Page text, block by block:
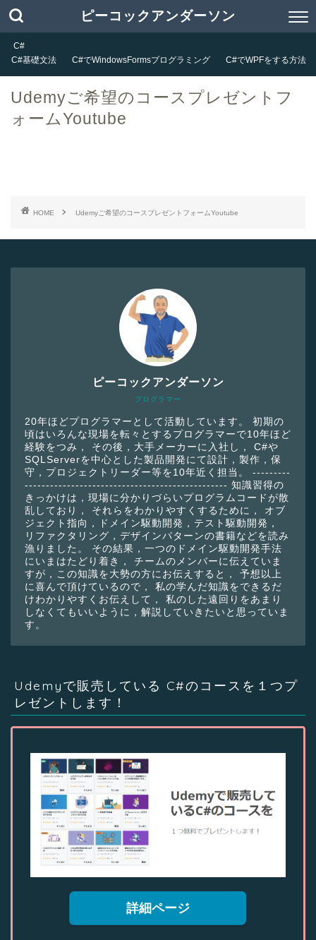
ピーコックアンダーソン
C#
C#基礎文法
C#でWindowsFormsプログラミング C#でWPFをする方法
Udemyご希望のコースプレゼントフ
ォームYoutube
HOME Udemyご希望のコースプレゼントフォームYoutube
プログラマー
ピーコックアンダーソン
20年ほどプログラマーとして活動しています。 初期の
頃はいろんな現場を転々とするプログラマーで10年ほど
経験をつみ， その後，大手メーカーに入社し， C#や
SQLServerを中心とした製品開発にて設計，製作，保
守，プロジェクトリーダー等を10年近く担当。 ---------
------------------------------------------------ 知識習得の
きっかけは，現場に分かりづらいプログラムコードが散
乱しており， それらをわかりやすくするために， オブ
ジェクト指向，ドメイン駆動開発，テスト駆動開発，
リファクタリング，デザインパターンの書籍などを読み
漁りました。 その結果，一つのドメイン駆動開発手法
にいまはたどり着き， チームのメンバーに伝えていま
すが，この知識を大勢の方にお伝えすると， 予想以上
に喜んで頂けているので， 私の学んだ知識をできるだ
けわかりやすくお伝えして， 私のした遠回りをあまり
しなくてもいいように，解説していきたいと思っていま
す。
Udemyで販売している C#のコースを１つプ
レゼントします！
詳細ページ